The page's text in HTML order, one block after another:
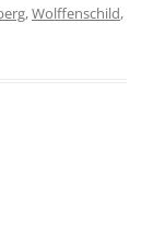
,Wolffenschild,